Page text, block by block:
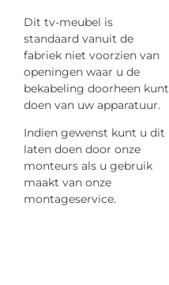
Dit tv-meubel is
standaard vanuit de
fabriek niet voorzien van
openingen waar u de
bekabeling doorheen kunt
doen van uw apparatuur.
Indien gewenst kunt u dit
laten doen door onze
monteurs als u gebruik
maakt van onze
montageservice.